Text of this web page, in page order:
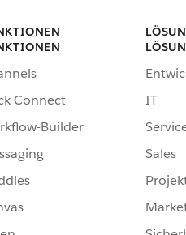
Connect
Builder
IT
Sales